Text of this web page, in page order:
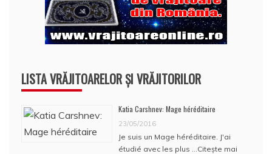
LISTA VRĂJITOARELOR ȘI VRĂJITORILOR
Katia Carshnev: Mage héréditaire
23/05/2016
Je suis un Mage héréditaire. J'ai
étudié avec les plus … Citește mai